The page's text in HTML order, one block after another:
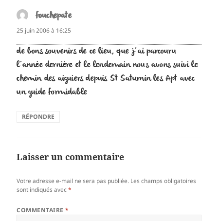
fouchepatedit :
25 juin 2006 à 16:25
de bons souvenirs de ce lieu, que j’ai parcouru
l’année dernière et le lendemain nous avons suivi le
chemin des aiguiers depuis St Saturnin les Apt avec
un guide formidable
RÉPONDRE
Laisser un commentaire
Votre adresse e-mail ne sera pas publiée. Les champs obligatoires
sont indiqués avec*
COMMENTAIRE*